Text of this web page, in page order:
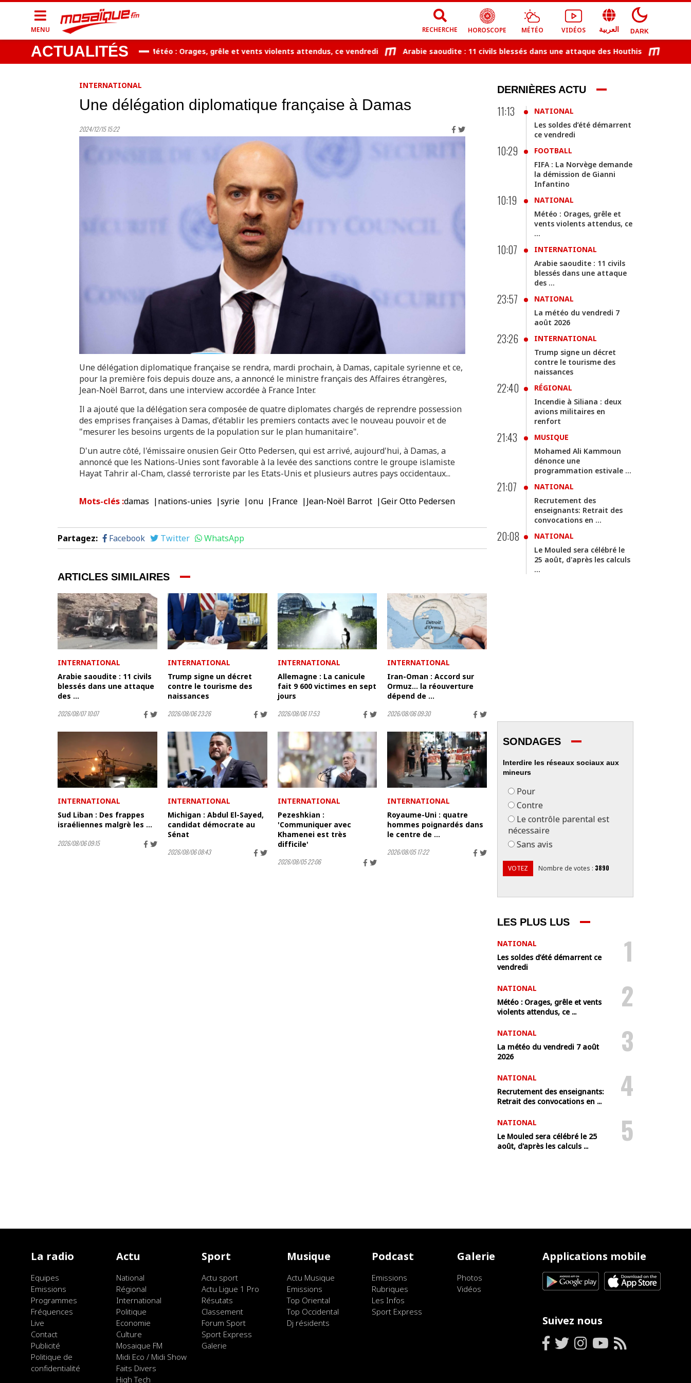
MENU RECHERCHE HOROSCOPE MÉTÉO VIDÉOS العربية DARK
ACTUALITÉS
de Gianni Infantino Météo : Orages, grêle et vents violents attendus, ce vendredi Arabie saoudite : 11 civils blessés dans une attaque des Houthis La météo
INTERNATIONAL
Une délégation diplomatique française à Damas
2024/12/15 15:22
Une délégation diplomatique française se rendra, mardi prochain, à Damas, capitale syrienne et ce,
pour la première fois depuis douze ans, a annoncé le ministre français des Affaires étrangères,
Jean-Noël Barrot, dans une interview accordée à France Inter.
Il a ajouté que la délégation sera composée de quatre diplomates chargés de reprendre possession
des emprises françaises à Damas, d'établir les premiers contacts avec le nouveau pouvoir et de
"mesurer les besoins urgents de la population sur le plan humanitaire".
D'un autre côté, l'émissaire onusien Geir Otto Pedersen, qui est arrivé, aujourd'hui, à Damas, a
annoncé que les Nations-Unies sont favorable à la levée des sanctions contre le groupe islamiste
Hayat Tahrir al-Cham, classé terroriste par les Etats-Unis et plusieurs autres pays occidentaux...
Mots-clés:damas nations-unies syrie onu France Jean-Noël Barrot Geir Otto Pedersen
Partagez: Facebook Twitter WhatsApp
ARTICLES SIMILAIRES
INTERNATIONAL
Arabie saoudite : 11 civils
blessés dans une attaque
des ...
2026/08/07 10:07
INTERNATIONAL
Trump signe un décret
contre le tourisme des
naissances
2026/08/06 23:26
INTERNATIONAL
Allemagne : La canicule
fait 9 600 victimes en sept
jours
2026/08/06 17:53
INTERNATIONAL
Iran-Oman : Accord sur
Ormuz... la réouverture
dépend de ...
2026/08/06 09:30
INTERNATIONAL
Sud Liban : Des frappes
israéliennes malgrè les ...
2026/08/06 09:15
INTERNATIONAL
Michigan : Abdul El-Sayed,
candidat démocrate au
Sénat
2026/08/06 08:43
INTERNATIONAL
Pezeshkian :
'Communiquer avec
Khamenei est très
difficile'
2026/08/05 22:06
INTERNATIONAL
Royaume-Uni : quatre
hommes poignardés dans
le centre de ...
2026/08/05 17:22
DERNIÈRES ACTU
11:13
NATIONAL
Les soldes d’été démarrent
ce vendredi
10:29
FOOTBALL
FIFA : La Norvège demande
la démission de Gianni
Infantino
10:19
NATIONAL
Météo : Orages, grêle et
vents violents attendus, ce
...
10:07
INTERNATIONAL
Arabie saoudite : 11 civils
blessés dans une attaque
des ...
23:57
NATIONAL
La météo du vendredi 7
août 2026
23:26
INTERNATIONAL
Trump signe un décret
contre le tourisme des
naissances
22:40
RÉGIONAL
Incendie à Siliana : deux
avions militaires en
renfort
21:43
MUSIQUE
Mohamed Ali Kammoun
dénonce une
programmation estivale ...
21:07
NATIONAL
Recrutement des
enseignants: Retrait des
convocations en ...
20:08
NATIONAL
Le Mouled sera célébré le
25 août, d'après les calculs
...
SONDAGES
Interdire les réseaux sociaux aux
mineurs
Pour
Contre
Le contrôle parental est
nécessaire
Sans avis
VOTEZ Nombre de votes : 3890
LES PLUS LUS
NATIONAL
Les soldes d’été démarrent ce
vendredi
1
NATIONAL
Météo : Orages, grêle et vents
violents attendus, ce ...
2
NATIONAL
La météo du vendredi 7 août
2026
3
NATIONAL
Recrutement des enseignants:
Retrait des convocations en ...
4
NATIONAL
Le Mouled sera célébré le 25
août, d'après les calculs ...
5
La radio
Equipes
Emissions
Programmes
Fréquences
Live
Contact
Publicité
Politique de
confidentialité
Actu
National
Régional
International
Politique
Economie
Culture
Mosaique FM
Midi Eco / Midi Show
Faits Divers
High Tech
Sport
Actu sport
Actu Ligue 1 Pro
Résutats
Classement
Forum Sport
Sport Express
Galerie
Musique
Actu Musique
Emissions
Top Oriental
Top Occidental
Dj résidents
Podcast
Emissions
Rubriques
Les Infos
Sport Express
Galerie
Photos
Vidéos
Applications mobile
Suivez nous